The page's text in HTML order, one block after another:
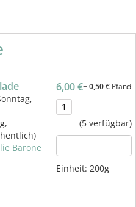
Barone
6,00 €+0,50 €Pfand
(5 verfügbar)
Einheit: 200g